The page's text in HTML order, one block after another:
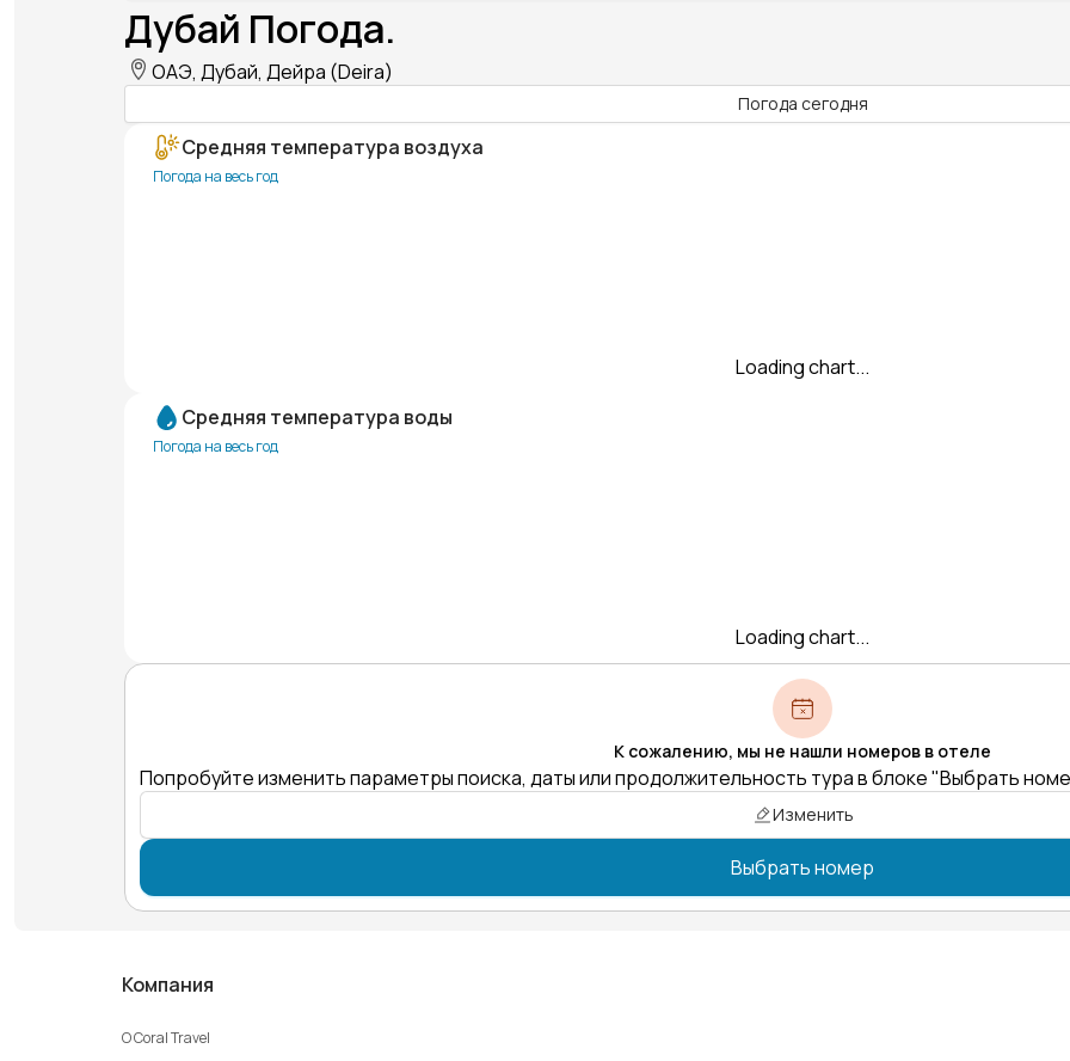
Дубай Погода.
ОАЭ, Дубай, Дейра (Deira)
Погода сегодня
Средняя температура воздуха
Погода на весь год
Loading chart...
Средняя температура воды
Погода на весь год
Loading chart...
К сожалению, мы не нашли номеров в отеле
Попробуйте изменить параметры поиска, даты или продолжительность тура в блоке "Выбрать
Изменить
Выбрать номер
Компания
О Coral Travel